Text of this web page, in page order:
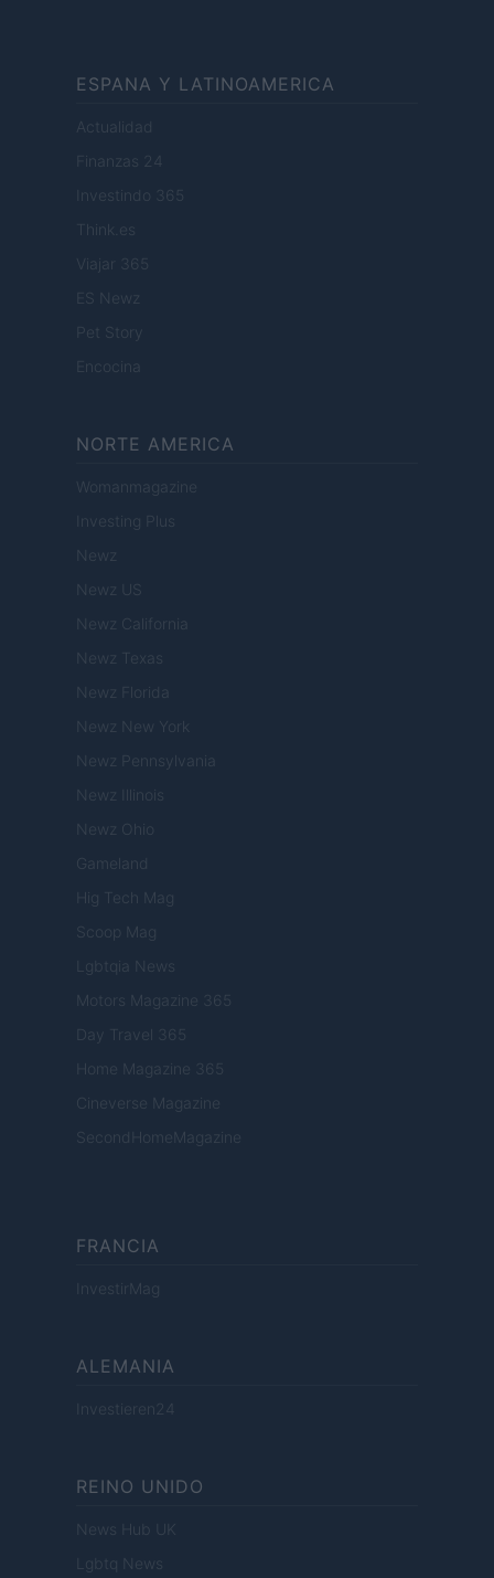
ESPANA Y LATINOAMERICA
Actualidad
Finanzas 24
Investindo 365
Think.es
Viajar 365
ES Newz
Pet Story
Encocina
NORTE AMERICA
Womanmagazine
Investing Plus
Newz
Newz US
Newz California
Newz Texas
Newz Florida
Newz New York
Newz Pennsylvania
Newz Illinois
Newz Ohio
Gameland
Hig Tech Mag
Scoop Mag
Lgbtqia News
Motors Magazine 365
Day Travel 365
Home Magazine 365
Cineverse Magazine
SecondHomeMagazine
FRANCIA
InvestirMag
ALEMANIA
Investieren24
REINO UNIDO
News Hub UK
Lgbtq News